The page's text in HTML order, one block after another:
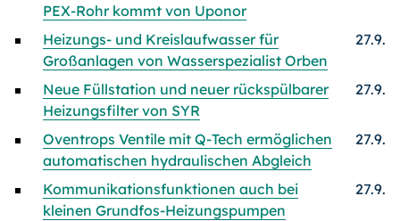
PEX-Rohr kommt von Uponor
Heizungs- und Kreislaufwasser für
Großanlagen von Wasserspezialist Orben
27.9.
Neue Füllstation und neuer rückspülbarer
Heizungsfilter von SYR
27.9.
Oventrops Ventile mit Q-Tech ermöglichen
automatischen hydraulischen Abgleich
27.9.
Kommunikationsfunktionen auch bei
kleinen Grundfos-Heizungspumpen
27.9.